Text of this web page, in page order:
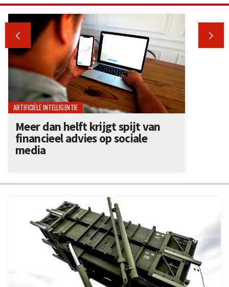
 
ARTIFICIËLE INTELLIGENTIE
Meer dan helft krijgt spijt van
financieel advies op sociale
media